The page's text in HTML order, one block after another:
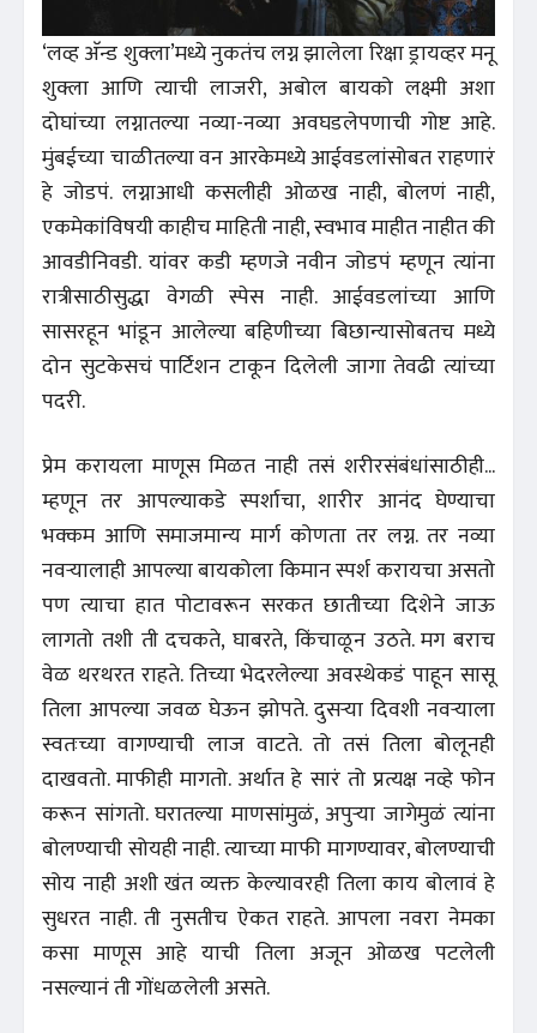
‘लव्ह अ‍ॅन्ड शुक्ला’मध्ये नुकतंच लग्न झालेला रिक्षा ड्रायव्हर मनू
शुक्ला आणि त्याची लाजरी, अबोल बायको लक्ष्मी अशा
दोघांच्या लग्नातल्या नव्या-नव्या अवघडलेपणाची गोष्ट आहे.
मुंबईच्या चाळीतल्या वन आरकेमध्ये आईवडलांसोबत राहणारं
हे जोडपं. लग्नाआधी कसलीही ओळख नाही, बोलणं नाही,
एकमेकांविषयी काहीच माहिती नाही, स्वभाव माहीत नाहीत की
आवडीनिवडी. यांवर कडी म्हणजे नवीन जोडपं म्हणून त्यांना
रात्रीसाठीसुद्धा वेगळी स्पेस नाही. आईवडलांच्या आणि
सासरहून भांडून आलेल्या बहिणीच्या बिछान्यासोबतच मध्ये
दोन सुटकेसचं पार्टिशन टाकून दिलेली जागा तेवढी त्यांच्या
पदरी.
प्रेम करायला माणूस मिळत नाही तसं शरीरसंबंधांसाठीही...
म्हणून तर आपल्याकडे स्पर्शाचा, शारीर आनंद घेण्याचा
भक्कम आणि समाजमान्य मार्ग कोणता तर लग्न. तर नव्या
नवर्‍यालाही आपल्या बायकोला किमान स्पर्श करायचा असतो
पण त्याचा हात पोटावरून सरकत छातीच्या दिशेने जाऊ
लागतो तशी ती दचकते, घाबरते, किंचाळून उठते. मग बराच
वेळ थरथरत राहते. तिच्या भेदरलेल्या अवस्थेकडं पाहून सासू
तिला आपल्या जवळ घेऊन झोपते. दुसर्‍या दिवशी नवर्‍याला
स्वतःच्या वागण्याची लाज वाटते. तो तसं तिला बोलूनही
दाखवतो. माफीही मागतो. अर्थात हे सारं तो प्रत्यक्ष नव्हे फोन
करून सांगतो. घरातल्या माणसांमुळं, अपुर्‍या जागेमुळं त्यांना
बोलण्याची सोयही नाही. त्याच्या माफी मागण्यावर, बोलण्याची
सोय नाही अशी खंत व्यक्त केल्यावरही तिला काय बोलावं हे
सुधरत नाही. ती नुसतीच ऐकत राहते. आपला नवरा नेमका
कसा माणूस आहे याची तिला अजून ओळख पटलेली
नसल्यानं ती गोंधळलेली असते.